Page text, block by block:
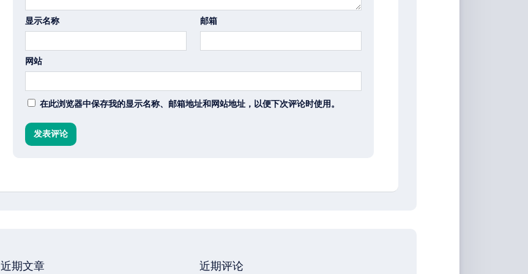
显示名称 邮箱
网站
在此浏览器中保存我的显示名称、邮箱地址和网站地址，以便下次评论时使用。
近期文章 近期评论